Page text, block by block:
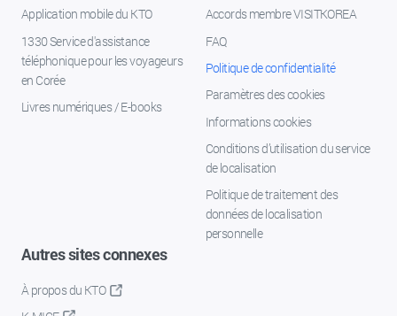
Application mobile du KTO
1330 Service d'assistance
téléphonique pour les voyageurs
en Corée
Livres numériques / E-books
Accords membre VISITKOREA
FAQ
Politique de confidentialité
Paramètres des cookies
Informations cookies
Conditions d’utilisation du service
de localisation
Politique de traitement des
données de localisation
personnelle
Autres sites connexes
À propos du KTO